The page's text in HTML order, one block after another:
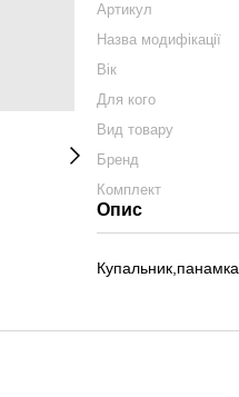
Артикул
Назва модифікації
Вік
Для кого
Вид товару
Бренд
Комплект
Опис
Купальник,панамка